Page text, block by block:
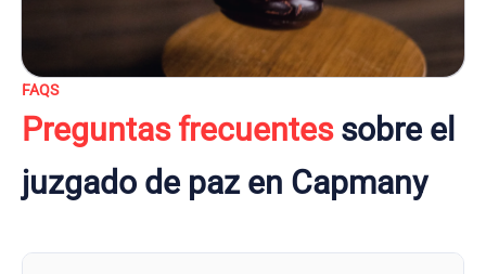
FAQS
Preguntas frecuentessobre el
juzgado de paz en Capmany